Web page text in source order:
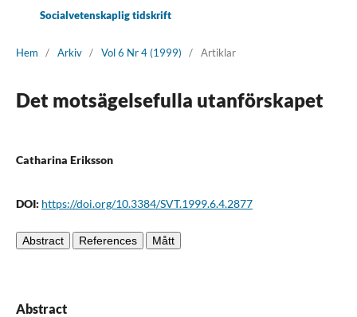
Socialvetenskaplig tidskrift
Hem / Arkiv / Vol 6 Nr 4 (1999) / Artiklar
Det motsägelsefulla utanförskapet
Catharina Eriksson
DOI: https://doi.org/10.3384/SVT.1999.6.4.2877
Abstract References Mått
Abstract